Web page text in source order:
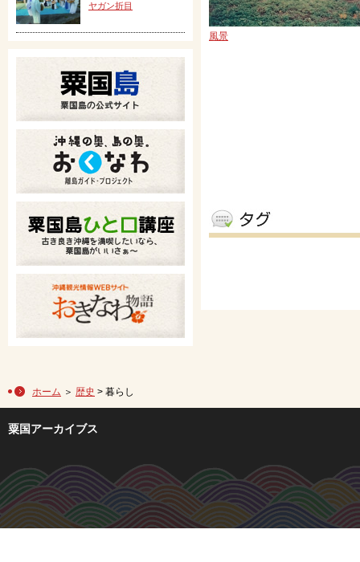
風景
ヤガン折目
ホーム ＞ 歴史 > 暮らし
粟国アーカイブス